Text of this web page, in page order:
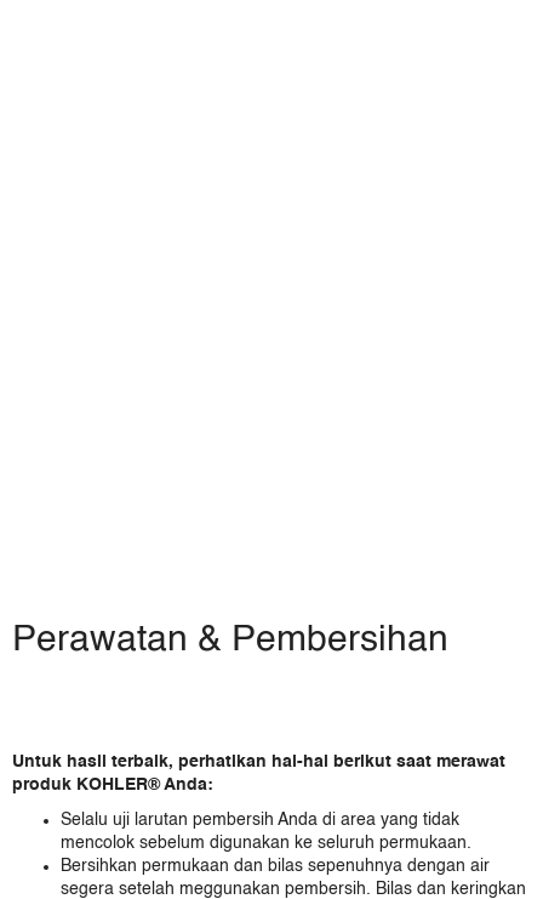
Cayman Islands
Costa Rica
Honduras
Jamaica
Mexico
Nicaragua
Panama
Perawatan & Pembersihan
Untuk hasil terbaik, perhatikan hal-hal berikut saat merawat
produk KOHLER® Anda:
Selalu uji larutan pembersih Anda di area yang tidak
mencolok sebelum digunakan ke seluruh permukaan.
Bersihkan permukaan dan bilas sepenuhnya dengan air
segera setelah meggunakan pembersih. Bilas dan keringkan